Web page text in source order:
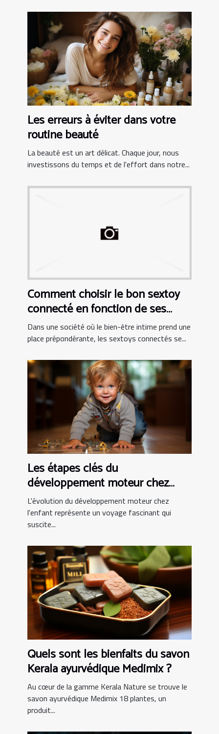
Les erreurs à éviter dans votre
routine beauté
La beauté est un art délicat. Chaque jour, nous
investissons du temps et de l'effort dans notre...
Comment choisir le bon sextoy
connecté en fonction de ses
besoins personnels
Dans une société où le bien-être intime prend une
place prépondérante, les sextoys connectés se...
Les étapes clés du
développement moteur chez
l'enfant
L'évolution du développement moteur chez
l'enfant représente un voyage fascinant qui
suscite...
Quels sont les bienfaits du savon
Kerala ayurvédique Medimix ?
Au cœur de la gamme Kerala Nature se trouve le
savon ayurvédique Medimix 18 plantes, un
produit...